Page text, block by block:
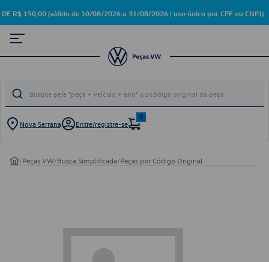
DE R$ 150,00 (válido de 10/08/2026 a 31/08/2026 | uso único por CPF ou CNPJ)
Nova Serrana Entre/registre-se
0
/Peças VW/Busca Simplificada/Peças por Código Original